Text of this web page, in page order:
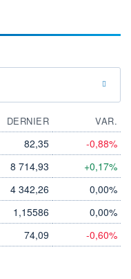
DERNIER
VAR.
82,35 -0,88%
8 714,93 +0,17%
4 342,26 0,00%
1,15586 0,00%
74,09 -0,60%